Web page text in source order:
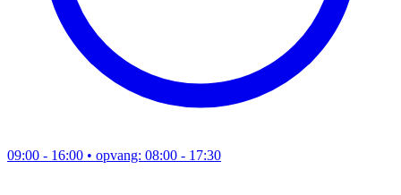
09:00 - 16:00 • opvang: 08:00 - 17:30